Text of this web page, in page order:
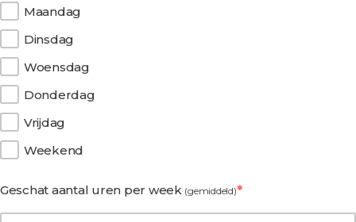
Maandag
Dinsdag
Woensdag
Donderdag
Vrijdag
Weekend
Geschat aantal uren per week (gemiddeld)